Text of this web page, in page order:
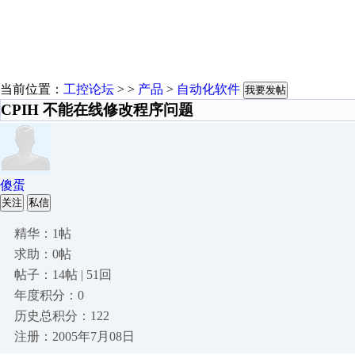
当前位置： 工控论坛 > > 产品 > 自动化软件 我要发帖
CPIH 不能在线修改程序问题
傻蛋
关注 私信
精华：1帖
求助：0帖
帖子：14帖 | 51回
年度积分：0
历史总积分：122
注册：2005年7月08日